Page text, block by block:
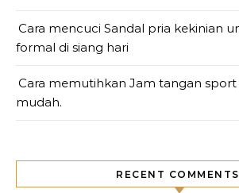
Cara mencuci Sandal pria kekinian
formal di siang hari
Cara memutihkan Jam tangan
mudah.
RECENT COMMENTS